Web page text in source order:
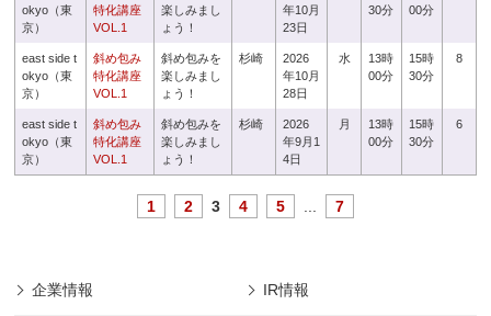
okyo（東
京）
特化講座
VOL.1
楽しみまし
ょう！
年10月
23日
30分
00分
east side t
okyo（東
京）
斜め包み
特化講座
VOL.1
斜め包みを
楽しみまし
ょう！
杉崎
2026
年10月
28日
水
13時
00分
15時
30分
8
east side t
okyo（東
京）
斜め包み
特化講座
VOL.1
斜め包みを
楽しみまし
ょう！
杉崎
2026
年9月1
4日
月
13時
00分
15時
30分
6
1 2 3 4 5 7
企業情報 IR情報